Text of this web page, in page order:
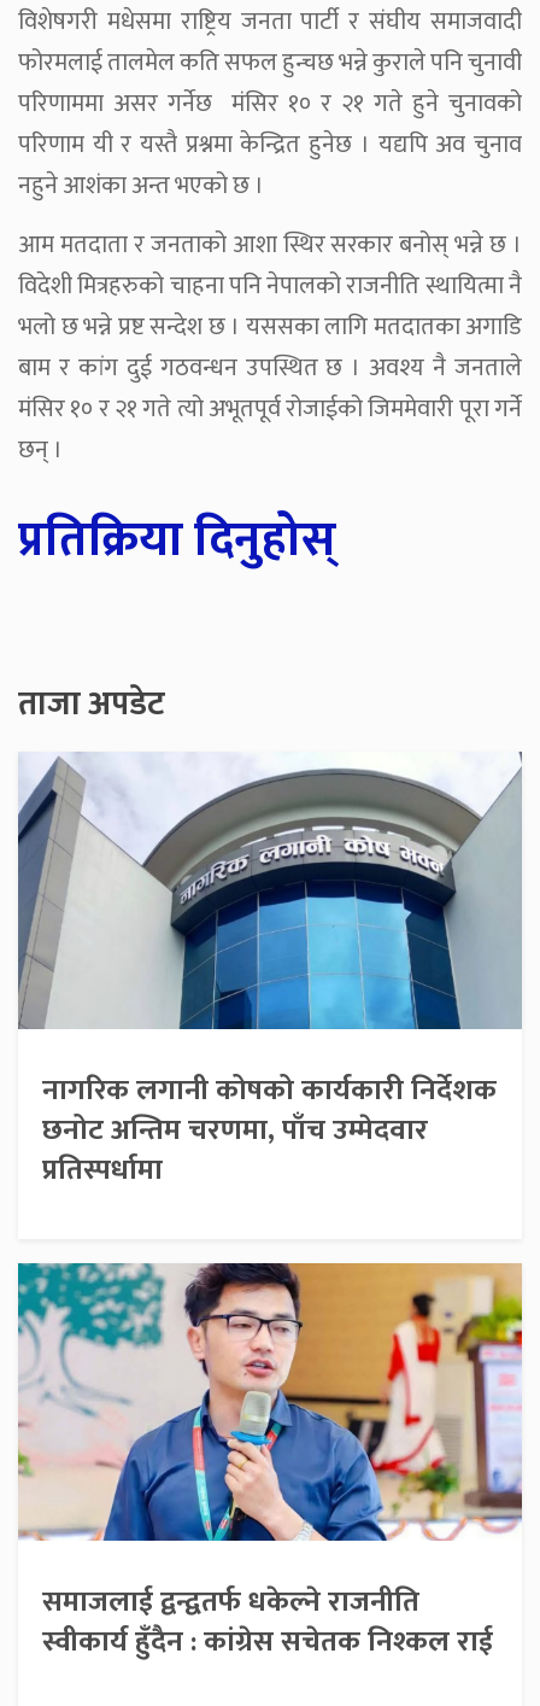
विशेषगरी मधेसमा राष्ट्रिय जनता पार्टी र संघीय समाजवादी
फोरमलाई तालमेल कति सफल हुन्चछ भन्ने कुराले पनि चुनावी
परिणाममा असर गर्नेछ मंसिर १० र २१ गते हुने चुनावको
परिणाम यी र यस्तै प्रश्नमा केन्द्रित हुनेछ । यद्यपि अव चुनाव
नहुने आशंका अन्त भएको छ ।
आम मतदाता र जनताको आशा स्थिर सरकार बनोस् भन्ने छ ।
विदेशी मित्रहरुको चाहना पनि नेपालको राजनीति स्थायित्मा नै
भलो छ भन्ने प्रष्ट सन्देश छ । यससका लागि मतदातका अगाडि
बाम र कांग दुई गठवन्धन उपस्थित छ । अवश्य नै जनताले
मंसिर १० र २१ गते त्यो अभूतपूर्व रोजाईको जिममेवारी पूरा गर्ने
छन् ।
प्रतिक्रिया दिनुहोस्
ताजा अपडेट
नागरिक लगानी कोषको कार्यकारी निर्देशक
छनोट अन्तिम चरणमा, पाँच उम्मेदवार
प्रतिस्पर्धामा
समाजलाई द्वन्द्वतर्फ धकेल्ने राजनीति
स्वीकार्य हुँदैन : कांग्रेस सचेतक निश्कल राई